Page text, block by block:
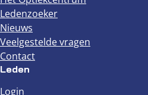
Ledenzoeker
Nieuws
Veelgestelde vragen
Contact
Leden
Login